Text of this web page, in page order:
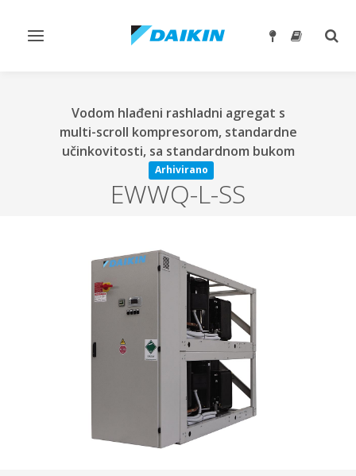
Prebaci
Vodom hlađeni rashladni agregat s
multi-scroll kompresorom, standardne
učinkovitosti, sa standardnom bukom
Arhivirano
EWWQ-L-SS